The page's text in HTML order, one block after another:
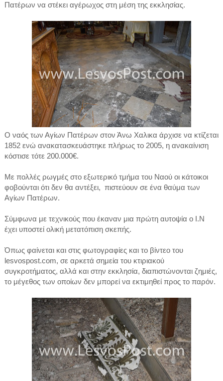
Πατέρων να στέκει αγέρωχος στη μέση της εκκλησίας.
Ο ναός των Αγίων Πατέρων στον Άνω Χαλικα άρχισε να κτίζεται
1852 ενώ ανακατασκευάστηκε πλήρως το 2005, η ανακαίνιση
κόστισε τότε 200.000€.
Με πολλές ρωγμές στο εξωτερικό τμήμα του Ναού οι κάτοικοι
φοβούνται ότι δεν θα αντέξει, πιστεύουν σε ένα θαύμα των
Αγίων Πατέρων.
Σύμφωνα με τεχνικούς που έκαναν μια πρώτη αυτοψία ο Ι.Ν
έχει υποστεί ολική μετατόπιση σκεπής.
Όπως φαίνεται και στις φωτογραφίες και το βίντεο του
lesvospost.com, σε αρκετά σημεία του κτιριακού
συγκροτήματος, αλλά και στην εκκλησία, διαπιστώνονται ζημιές,
το μέγεθος των οποίων δεν μπορεί να εκτιμηθεί προς το παρόν.